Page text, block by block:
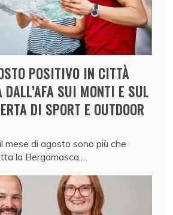
POSITIVO IN CITTÀ
SUI MONTI E SUL
DI SPORT E OUTDOOR
mese di agosto sono più che
la Bergamasca,…